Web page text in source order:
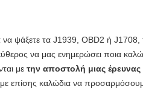
να ψάξετε τα J1939, OBD2 ή
να μας ενημερώσει ποια
με την αποστολή μιας έρευνας
επίσης καλώδια να